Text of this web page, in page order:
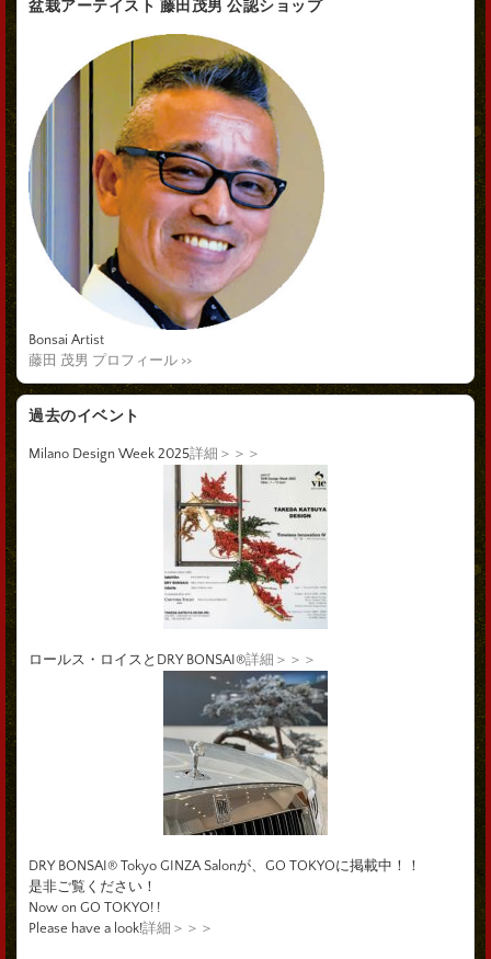
盆栽アーテイスト 藤田茂男 公認ショップ
Bonsai Artist
藤田 茂男 プロフィール >>
過去のイベント
Milano Design Week 2025詳細＞＞＞
ロールス・ロイスとDRY BONSAI®詳細＞＞＞
DRY BONSAI® Tokyo GINZA Salonが、GO TOKYOに掲載中！！
是非ご覧ください！
Now on GO TOKYO! !
Please have a look!詳細＞＞＞